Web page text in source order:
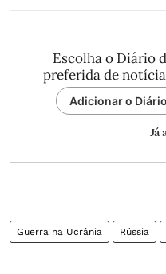
Escolha o Diário
preferida de
Adicionar o
Já
Guerra na Ucrânia Rússia